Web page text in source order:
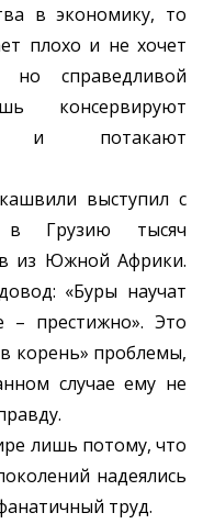
в экономику, то
плохо и не хочет
справедливой
консервируют
и потакают
выступил с
в Грузию тысяч
из Южной Африки.
«Буры научат
– престижно». Это
корень» проблемы,
случае ему не
лишь потому, что
надеялись
труд.